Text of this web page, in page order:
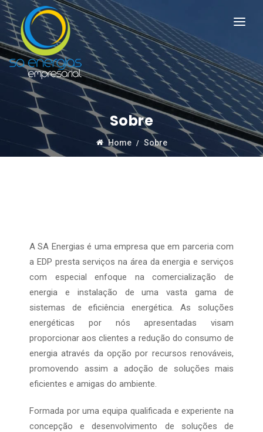
Sobre
Home Sobre
A SA Energias é uma empresa que em parceria com
a EDP presta serviços na área da energia e serviços
com especial enfoque na comercialização de
energia e instalação de uma vasta gama de
sistemas de eficiência energética. As soluções
energéticas por nós apresentadas visam
proporcionar aos clientes a redução do consumo de
energia através da opção por recursos renováveis,
promovendo assim a adoção de soluções mais
eficientes e amigas do ambiente.
Formada por uma equipa qualificada e experiente na
concepção e desenvolvimento de soluções de